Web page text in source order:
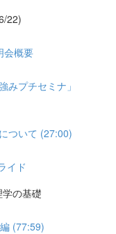
22)
会概要
みプチセミナ」
ついて (27:00)
イド
の基礎
(77:59)